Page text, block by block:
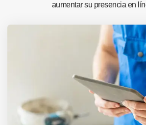
aumentar su presencia en